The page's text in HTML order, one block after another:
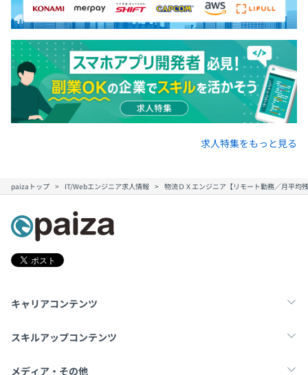
月次個別面談を実施し、業務振り返りと評価を実施してい
ます。
エンジニアは、スペシャリストとしてのキャリアとマネジ
メントや企画よりのキャリアの2パターンが用意されてい
ます。
ムエンジニア集団になっております。
求人特集をもっと見る
paizaトップ IT/Webエンジニア求人情報 物流ＤＸエンジニア【リモート勤務／月平均
キャリアコンテンツ
転職・キャリア
スキルアップコンテンツ
学習
メディア・その他